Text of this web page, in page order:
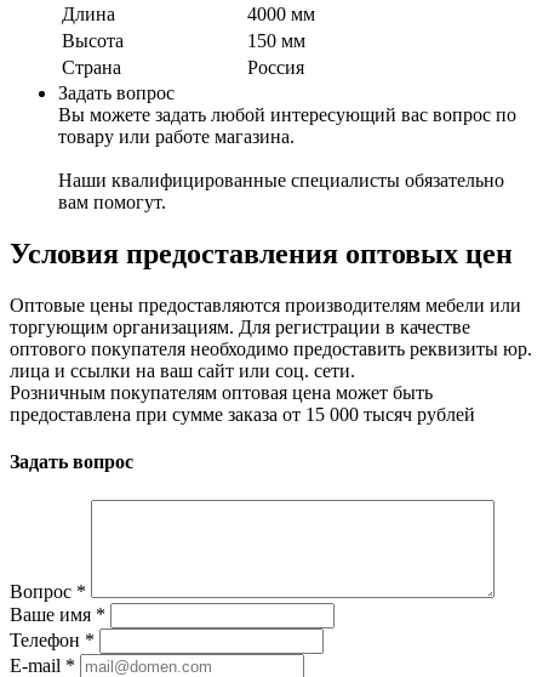
Длина
4000 мм
Высота
150 мм
Страна
Россия
Задать вопрос
Вы можете задать любой интересующий вас вопрос по
товару или работе магазина.
Наши квалифицированные специалисты обязательно
вам помогут.
Условия предоставления оптовых цен
Оптовые цены предоставляются производителям мебели или
торгующим организациям. Для регистрации в качестве
оптового покупателя необходимо предоставить реквизиты юр.
лица и ссылки на ваш сайт или соц. сети.
Розничным покупателям оптовая цена может быть
предоставлена при сумме заказа от 15 000 тысяч рублей
Задать вопрос
Вопрос *
Ваше имя *
Телефон *
E-mail *